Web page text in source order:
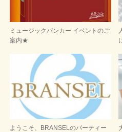
ミュージックバンカー イベントのご
案内★
ようこそ、BRANSELのパーティー